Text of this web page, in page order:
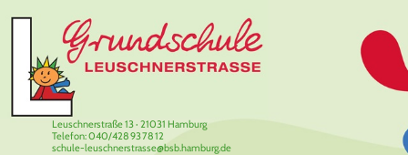
Leuschnerstraße 13 · 21031 Hamburg
Telefon: 040/428 93 78 12
schule-leuschnerstrasse@bsb.hamburg.de